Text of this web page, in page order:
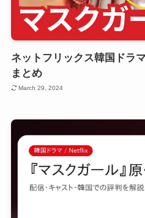
ネットフリックス韓国ドラ
まとめ
March 29, 2024